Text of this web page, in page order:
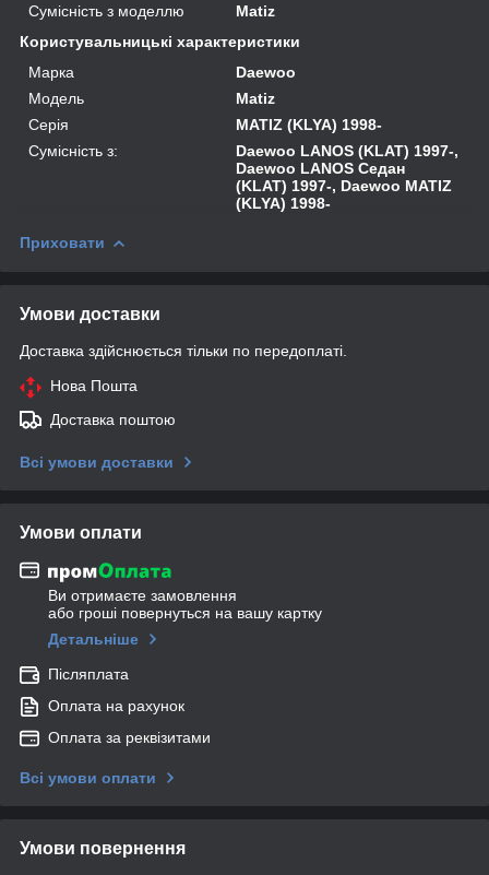
Сумісність з моделлю
Matiz
Користувальницькі характеристики
Марка
Daewoo
Модель
Matiz
Серія
MATIZ (KLYA) 1998-
Сумісність з:
Daewoo LANOS (KLAT) 1997-,
Daewoo LANOS Седан
(KLAT) 1997-, Daewoo MATIZ
(KLYA) 1998-
Приховати
Умови доставки
Доставка здійснюється тільки по передоплаті.
Нова Пошта
Доставка поштою
Всі умови доставки
Умови оплати
Ви отримаєте замовлення
або гроші повернуться на вашу картку
Детальніше
Післяплата
Оплата на рахунок
Оплата за реквізитами
Всі умови оплати
Умови повернення